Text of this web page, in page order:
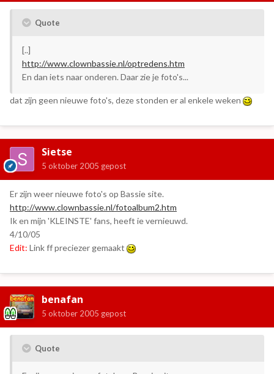
Quote
[..]
http://www.clownbassie.nl/optredens.htm
En dan iets naar onderen. Daar zie je foto's...
dat zijn geen nieuwe foto's, deze stonden er al enkele weken
Sietse
5 oktober 2005 gepost
Er zijn weer nieuwe foto's op Bassie site.
http://www.clownbassie.nl/fotoalbum2.htm
Ik en mijn 'KLEINSTE' fans, heeft ie vernieuwd.
4/10/05
Edit: Link ff preciezer gemaakt
benafan
5 oktober 2005 gepost
Quote